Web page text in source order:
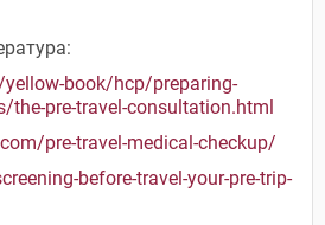
book/hcp/preparing-
the-pre-travel-consultation.html
pre-travel-medical-checkup/
before-travel-your-pre-trip-